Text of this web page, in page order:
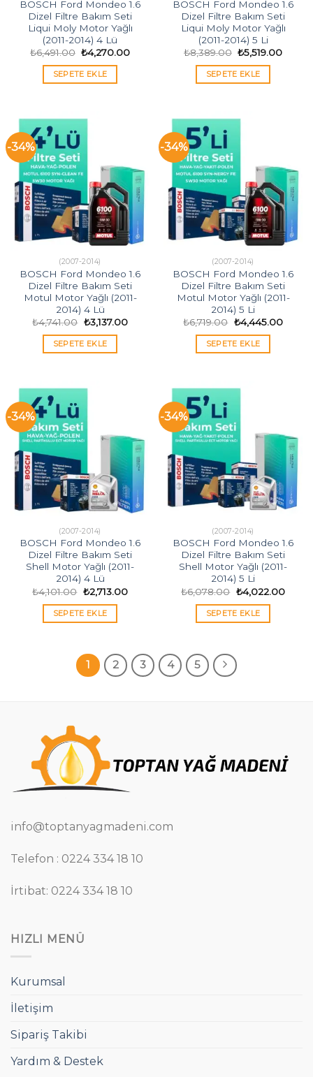
BOSCH Ford Mondeo 1.6
Dizel Filtre Bakım Seti
Liqui Moly Motor Yağlı
(2011-2014) 4 Lü
₺6,491.00 Orijinal
fiyat:
₺6,491.00.
₺4,270.00Şu
SEPETE EKLE
BOSCH Ford Mondeo 1.6
Dizel Filtre Bakım Seti
Liqui Moly Motor Yağlı
(2011-2014) 5 Li
₺8,389.00 Orijinal
fiyat:
₺8,389.00.
₺5,519.00Şu
SEPETE EKLE
-34%
(2007-2014)
BOSCH Ford Mondeo 1.6
Dizel Filtre Bakım Seti
Motul Motor Yağlı (2011-
2014) 4 Lü
₺4,741.00 Orijinal
fiyat:
₺4,741.00.
₺3,137.00Şu
SEPETE EKLE
-34%
(2007-2014)
BOSCH Ford Mondeo 1.6
Dizel Filtre Bakım Seti
Motul Motor Yağlı (2011-
2014) 5 Li
₺6,719.00 Orijinal
fiyat:
₺6,719.00.
₺4,445.00Şu
SEPETE EKLE
-34%
(2007-2014)
BOSCH Ford Mondeo 1.6
Dizel Filtre Bakım Seti
Shell Motor Yağlı (2011-
2014) 4 Lü
₺4,101.00 Orijinal
fiyat:
₺4,101.00.
₺2,713.00Şu
SEPETE EKLE
-34%
(2007-2014)
BOSCH Ford Mondeo 1.6
Dizel Filtre Bakım Seti
Shell Motor Yağlı (2011-
2014) 5 Li
₺6,078.00 Orijinal
fiyat:
₺6,078.00.
₺4,022.00Şu
SEPETE EKLE
1 2 3 4 5
info@toptanyagmadeni.com
Telefon : 0224 334 18 10
İrtibat: 0224 334 18 10
HIZLI MENÜ
Kurumsal
İletişim
Sipariş Takibi
Yardım & Destek